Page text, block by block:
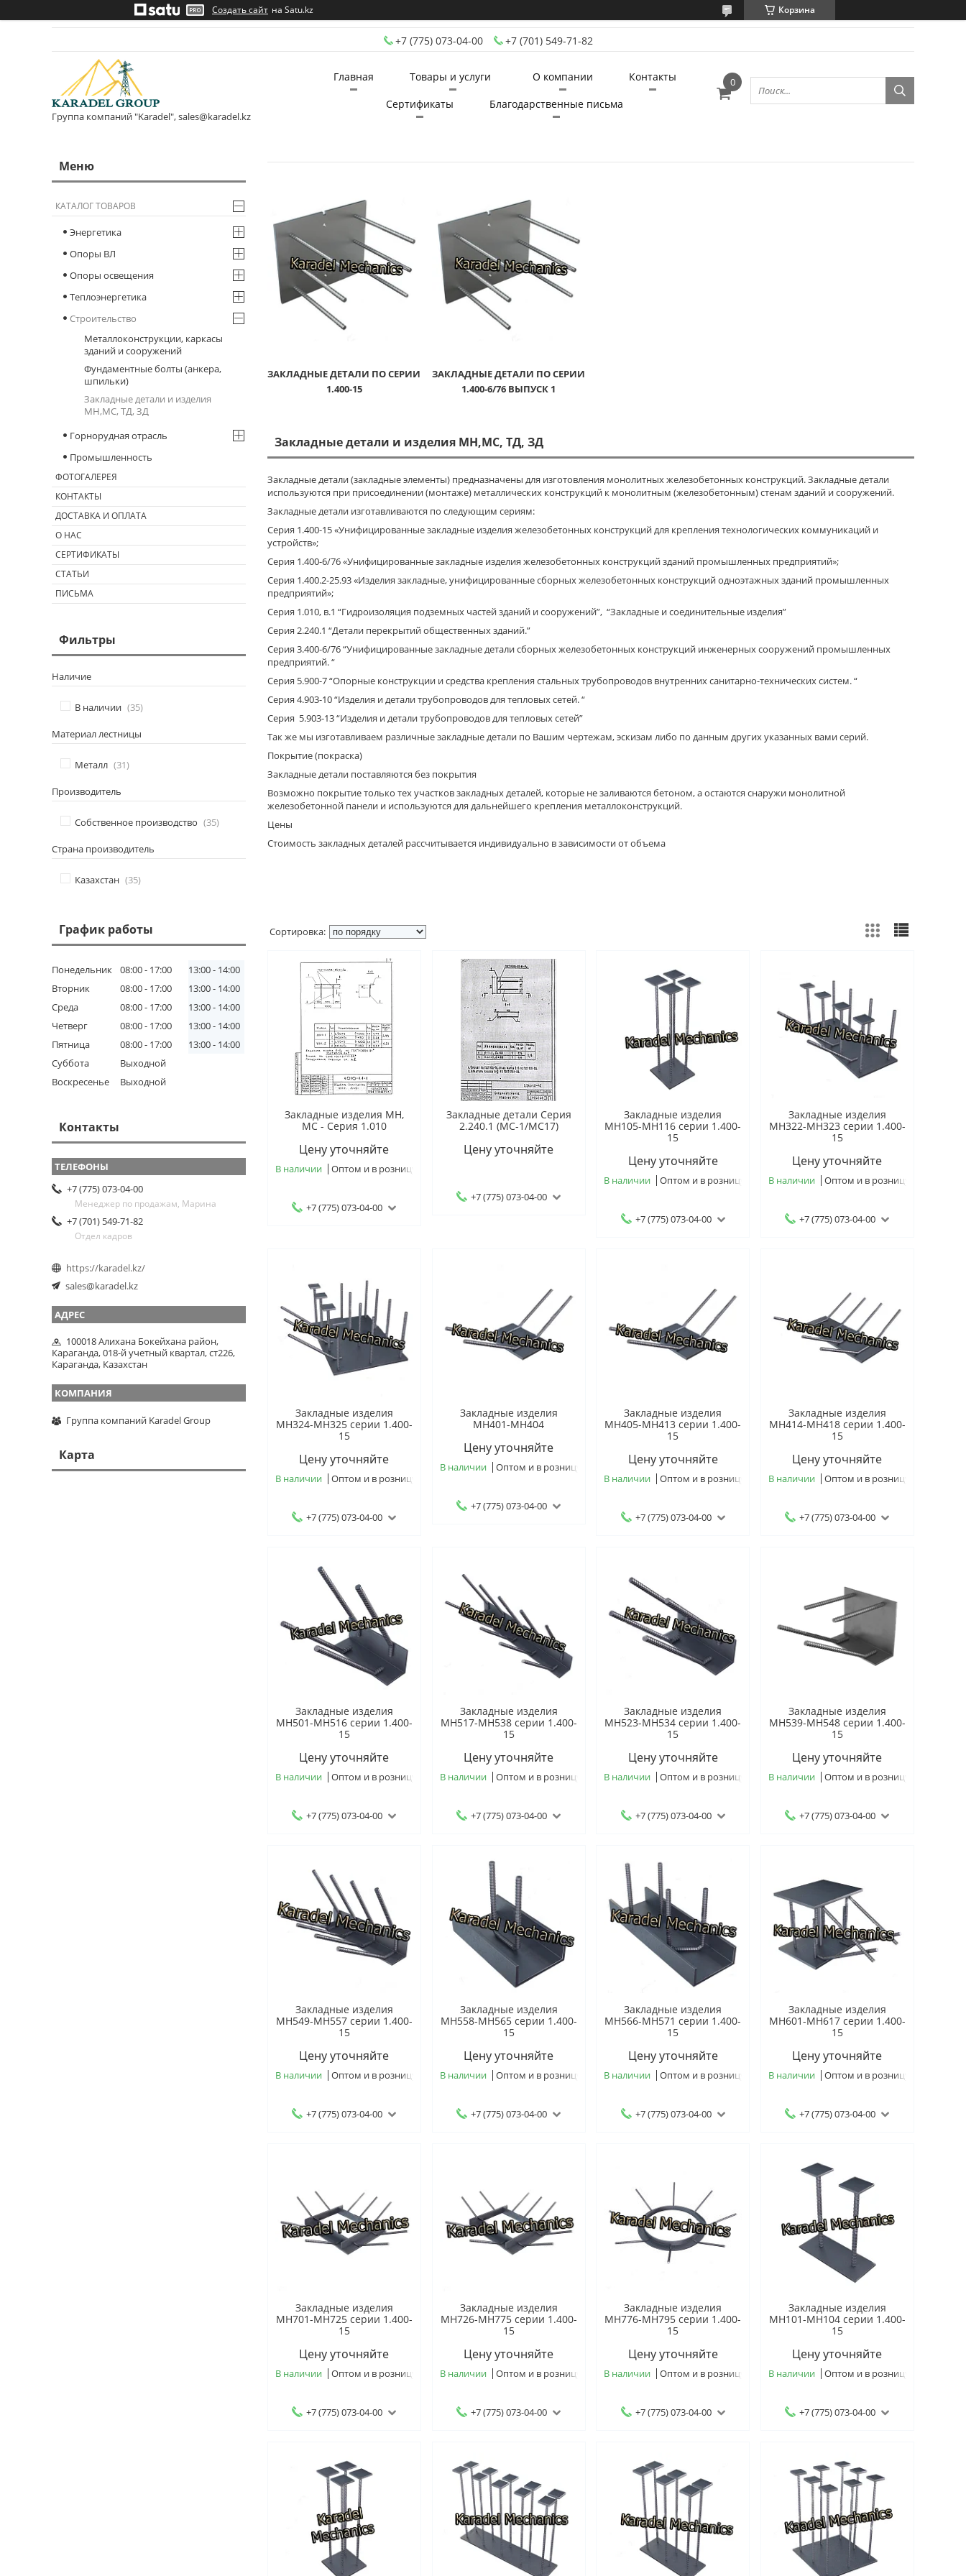
Создать сайт на Satu.kz Корзина
+7 (775) 073-04-00 +7 (701) 549-71-82
Группа компаний "Karadel", sales@karadel.kz
Главная Товары и услуги О компании
Контакты
Сертификаты
Благодарственные письма
ЗАКЛАДНЫЕ ДЕТАЛИ ПО СЕРИИ
1.400-15
ЗАКЛАДНЫЕ ДЕТАЛИ ПО СЕРИИ
1.400-6/76 ВЫПУСК 1
Закладные детали и изделия МН,МС, ТД, ЗД
Закладные детали (закладные элементы) предназначены для изготовления монолитных железобетонных конструкций. Закладные детали
используются при присоединении (монтаже) металлических конструкций к монолитным (железобетонным) стенам зданий и сооружений.
Закладные детали изготавливаются по следующим сериям:
Серия 1.400-15 «Унифицированные закладные изделия железобетонных конструкций для крепления технологических коммуникаций и
устройств»;
Серия 1.400-6/76 «Унифицированные закладные изделия железобетонных конструкций зданий промышленных предприятий»;
Серия 1.400.2-25.93 «Изделия закладные, унифицированные сборных железобетонных конструкций одноэтажных зданий промышленных
предприятий»;
Серия 1.010, в.1 “Гидроизоляция подземных частей зданий и сооружений”, “Закладные и соединительные изделия”
Серия 2.240.1 “Детали перекрытий общественных зданий.”
Серия 3.400-6/76 “Унифицированные закладные детали сборных железобетонных конструкций инженерных сооружений промышленных
предприятий. “
Серия 5.900-7 “Опорные конструкции и средства крепления стальных трубопроводов внутренних санитарно-технических систем. “
Серия 4.903-10 “Изделия и детали трубопроводов для тепловых сетей. “
Серия 5.903-13 “Изделия и детали трубопроводов для тепловых сетей”
Так же мы изготавливаем различные закладные детали по Вашим чертежам, эскизам либо по данным других указанных вами серий.
Покрытие (покраска)
Закладные детали поставляются без покрытия
Возможно покрытие только тех участков закладных деталей, которые не заливаются бетоном, а остаются снаружи монолитной
железобетонной панели и используются для дальнейшего крепления металлоконструкций.
Цены
Стоимость закладных деталей рассчитывается индивидуально в зависимости от объема
Закладные изделия МН,
МС - Серия 1.010
Цену уточняйте
В наличии Оптом и в розницу
+7 (775) 073-04-00
Закладные детали Серия
2.240.1 (МС-1/МС17)
Цену уточняйте
+7 (775) 073-04-00
Закладные изделия
МН105-МН116 серии 1.400-
15
Цену уточняйте
В наличии Оптом и в розницу
+7 (775) 073-04-00
Закладные изделия
МН322-МН323 серии 1.400-
15
Цену уточняйте
В наличии Оптом и в розницу
+7 (775) 073-04-00
Закладные изделия
МН324-МН325 серии 1.400-
15
Цену уточняйте
В наличии Оптом и в розницу
+7 (775) 073-04-00
Закладные изделия
МН401-МН404
Цену уточняйте
В наличии Оптом и в розницу
+7 (775) 073-04-00
Закладные изделия
МН405-МН413 серии 1.400-
15
Цену уточняйте
В наличии Оптом и в розницу
+7 (775) 073-04-00
Закладные изделия
МН414-МН418 серии 1.400-
15
Цену уточняйте
В наличии Оптом и в розницу
+7 (775) 073-04-00
Закладные изделия
МН501-МН516 серии 1.400-
15
Цену уточняйте
В наличии Оптом и в розницу
+7 (775) 073-04-00
Закладные изделия
МН517-МН538 серии 1.400-
15
Цену уточняйте
В наличии Оптом и в розницу
+7 (775) 073-04-00
Закладные изделия
МН523-МН534 серии 1.400-
15
Цену уточняйте
В наличии Оптом и в розницу
+7 (775) 073-04-00
Закладные изделия
МН539-МН548 серии 1.400-
15
Цену уточняйте
В наличии Оптом и в розницу
+7 (775) 073-04-00
Закладные изделия
МН549-МН557 серии 1.400-
15
Цену уточняйте
В наличии Оптом и в розницу
+7 (775) 073-04-00
Закладные изделия
МН558-МН565 серии 1.400-
15
Цену уточняйте
В наличии Оптом и в розницу
+7 (775) 073-04-00
Закладные изделия
МН566-МН571 серии 1.400-
15
Цену уточняйте
В наличии Оптом и в розницу
+7 (775) 073-04-00
Закладные изделия
МН601-МН617 серии 1.400-
15
Цену уточняйте
В наличии Оптом и в розницу
+7 (775) 073-04-00
Закладные изделия
МН701-МН725 серии 1.400-
15
Цену уточняйте
В наличии Оптом и в розницу
+7 (775) 073-04-00
Закладные изделия
МН726-МН775 серии 1.400-
15
Цену уточняйте
В наличии Оптом и в розницу
+7 (775) 073-04-00
Закладные изделия
МН776-МН795 серии 1.400-
15
Цену уточняйте
В наличии Оптом и в розницу
+7 (775) 073-04-00
Закладные изделия
МН101-МН104 серии 1.400-
15
Цену уточняйте
В наличии Оптом и в розницу
+7 (775) 073-04-00
КАТАЛОГ ТОВАРОВ
Энергетика
Опоры ВЛ
Опоры освещения
Теплоэнергетика
Строительство
Металлоконструкции, каркасы
зданий и сооружений
Фундаментные болты (анкера,
шпильки)
Закладные детали и изделия
МН,МС, ТД, ЗД
Горнорудная отрасль
Промышленность
ФОТОГАЛЕРЕЯ
КОНТАКТЫ
ДОСТАВКА И ОПЛАТА
О НАС
СЕРТИФИКАТЫ
СТАТЬИ
ПИСЬМА
Фильтры
Наличие
В наличии 35
Материал лестницы
Металл 31
Производитель
Собственное производство 35
Страна производитель
Казахстан 35
График работы
Понедельник 08:00 17:00 13:00
14:00
Вторник
08:00 17:00 13:00
14:00
Среда
08:00 17:00 13:00
14:00
Четверг
08:00 17:00 13:00
14:00
Пятница
08:00 17:00 13:00
14:00
Суббота
Выходной
Воскресенье
Выходной
Контакты
+7 (775) 073-04-00
Менеджер по продажам, Марина
+7 (701) 549-71-82
Отдел кадров
https://karadel.kz/
sales@karadel.kz
100018 Алихана Бокейхана район,
Караганда, 018-й учетный квартал, ст226,
Караганда, Казахстан
Группа компаний Karadel Group
Карта